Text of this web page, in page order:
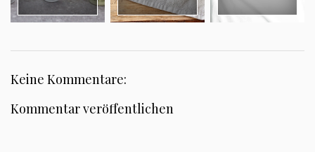
Keine Kommentare:
Kommentar veröffentlichen